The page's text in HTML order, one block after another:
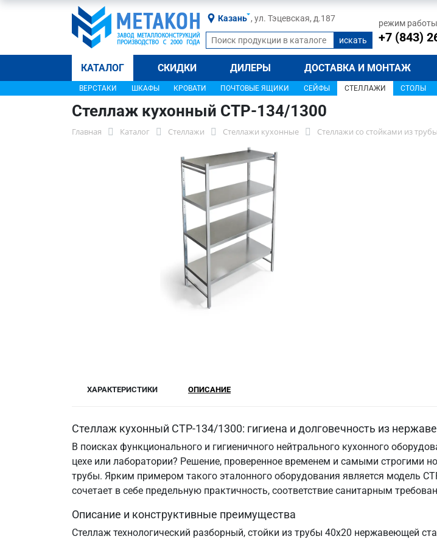
Казань , ул. Тэцевская, д.187 режим
+7 (843)
КАТАЛОГ СКИДКИ ДИЛЕРЫ ДОСТАВКА И МОНТАЖ
ВЕРСТАКИ ШКАФЫ КРОВАТИ ПОЧТОВЫЕ ЯЩИКИ СЕЙФЫ СТЕЛЛАЖИ СТОЛЫ
Стеллаж кухонный СТР-134/1300
Главная Каталог Стеллажи Стеллажи кухонные Стеллажи со стойками из трубы
ХАРАКТЕРИСТИКИ ОПИСАНИЕ
Стеллаж кухонный СТР-134/1300: гигиена и долговечность из
В поисках функционального и гигиеничного нейтрального кухонного
цехе или лаборатории? Решение, проверенное временем и самыми
трубы. Ярким примером такого эталонного оборудования является модель
сочетает в себе предельную практичность, соответствие санитарным
Описание и конструктивные преимущества
Стеллаж технологический разборный, стойки из трубы 40х20 нержавеющей